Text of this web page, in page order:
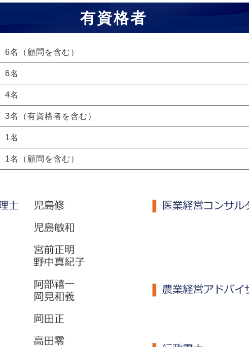
有資格者
6名（顧問を含む）
6名
4名
3名（有資格者を含む）
1名
1名（顧問を含む）